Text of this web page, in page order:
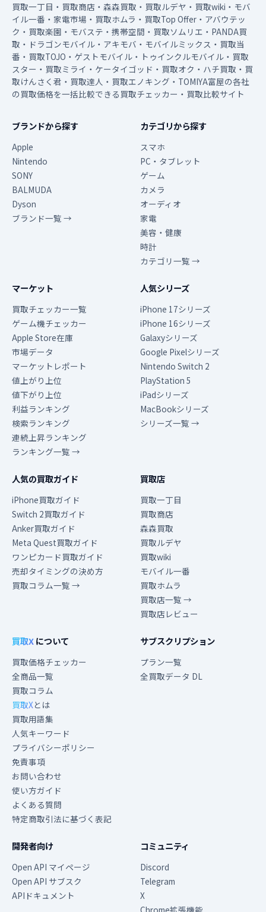
買取一丁目・買取商店・森森買取・買取ルデヤ・買取wiki・モバ
イル一番・家電市場・買取ホムラ・買取Top Offer・アバウテッ
ク・買取楽園・モバステ・携帯空間・買取ソムリエ・PANDA買
取・ドラゴンモバイル・アキモバ・モバイルミックス・買取当
番・買取TOJO・ゲストモバイル・トゥインクルモバイル・買取
スター・買取ミライ・ケータイゴッド・買取オク・ハチ買取・買
取けんさく君・買取達人・買取エノキング・TOMIYA富屋の各社
の買取価格を一括比較できる買取チェッカー・買取比較サイト
ブランドから探す
Apple
Nintendo
SONY
BALMUDA
Dyson
ブランド一覧 →
カテゴリから探す
スマホ
PC・タブレット
ゲーム
カメラ
オーディオ
家電
美容・健康
時計
カテゴリ一覧 →
マーケット
買取チェッカー一覧
ゲーム機チェッカー
Apple Store在庫
市場データ
マーケットレポート
値上がり上位
値下がり上位
利益ランキング
検索ランキング
連続上昇ランキング
ランキング一覧 →
人気シリーズ
iPhone 17シリーズ
iPhone 16シリーズ
Galaxyシリーズ
Google Pixelシリーズ
Nintendo Switch 2
PlayStation 5
iPadシリーズ
MacBookシリーズ
シリーズ一覧 →
人気の買取ガイド
iPhone買取ガイド
Switch 2買取ガイド
Anker買取ガイド
Meta Quest買取ガイド
ワンピカード買取ガイド
売却タイミングの決め方
買取コラム一覧 →
買取店
買取一丁目
買取商店
森森買取
買取ルデヤ
買取wiki
モバイル一番
買取ホムラ
買取店一覧 →
買取店レビュー
買取Xについて
買取価格チェッカー
全商品一覧
買取コラム
買取Xとは
買取用語集
人気キーワード
プライバシーポリシー
免責事項
お問い合わせ
使い方ガイド
よくある質問
特定商取引法に基づく表記
サブスクリプション
プラン一覧
全買取データ DL
開発者向け
Open API マイページ
Open API サブスク
APIドキュメント
コミュニティ
Discord
Telegram
X
Chrome拡張機能